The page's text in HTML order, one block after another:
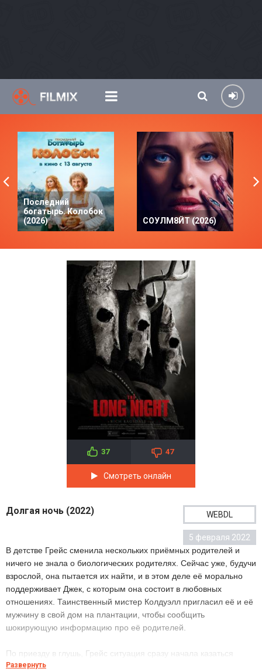
Последний
богатырь. Колобок
(2026)
СОУЛМ8ЙТ (2026)
37 47
Смотреть онлайн
Долгая ночь (2022) WEBDL
5 февраля 2022
В детстве Грейс сменила нескольких приёмных родителей и
ничего не знала о биологических родителях. Сейчас уже, будучи
взрослой, она пытается их найти, и в этом деле её морально
поддерживает Джек, с которым она состоит в любовных
отношениях. Таинственный мистер Колдуэлл пригласил её и её
мужчину в свой дом на плантации, чтобы сообщить
шокирующую информацию про её родителей.
По приезду в глушь, Грейс ситуация сразу начала казаться
подозрительной. Дом выглядел слишком идеалистичен, а возле
Развернуть